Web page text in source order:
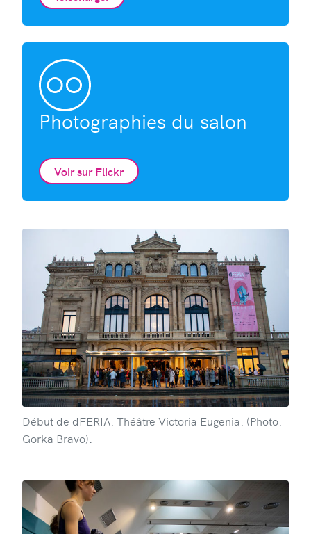
Photographies du salon
Voir sur Flickr
Début de dFERIA. Théâtre Victoria Eugenia. (Photo:
Gorka Bravo).